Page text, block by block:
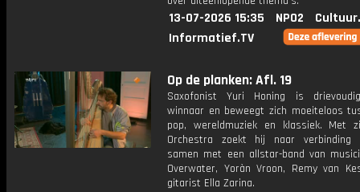
13-07-2026 15:35 NPO2
Informatief.TV
Op de planken: Afl. 19
Saxofonist Yuri Honing is
winnaar en beweegt zich moeiteloos
pop, wereldmuziek en klassiek. Met
Orchestra zoekt hij naar verbinding
samen met een allstar-band van
Overwater, Yoràn Vroon, Remy van
gitarist Ella Zarina.